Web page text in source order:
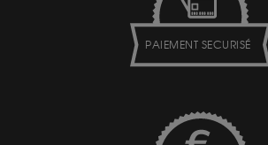
PAIEMENT SECURISÉ